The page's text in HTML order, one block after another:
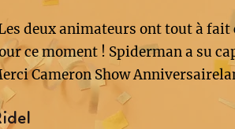
deux animateurs ont tout à fait
ce moment ! Spiderman a su
Cameron Show